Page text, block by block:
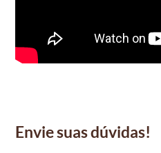
Envie suas dúvidas!